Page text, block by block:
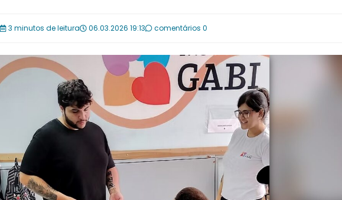
3 minutos de leitura 06.03.2026 19:13 comentários 0